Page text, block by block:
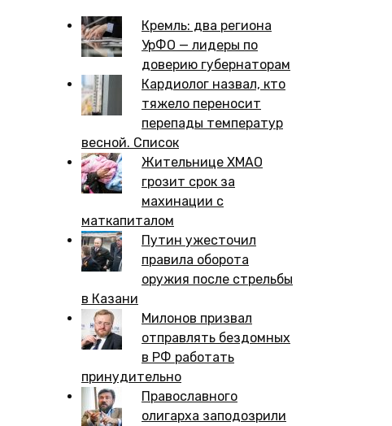
Кремль: два региона
УрФО — лидеры по
доверию губернаторам
Кардиолог назвал, кто
тяжело переносит
перепады температур
весной. Список
Жительнице ХМАО
грозит срок за
махинации с
маткапиталом
Путин ужесточил
правила оборота
оружия после стрельбы
в Казани
Милонов призвал
отправлять бездомных
в РФ работать
принудительно
Православного
олигарха заподозрили